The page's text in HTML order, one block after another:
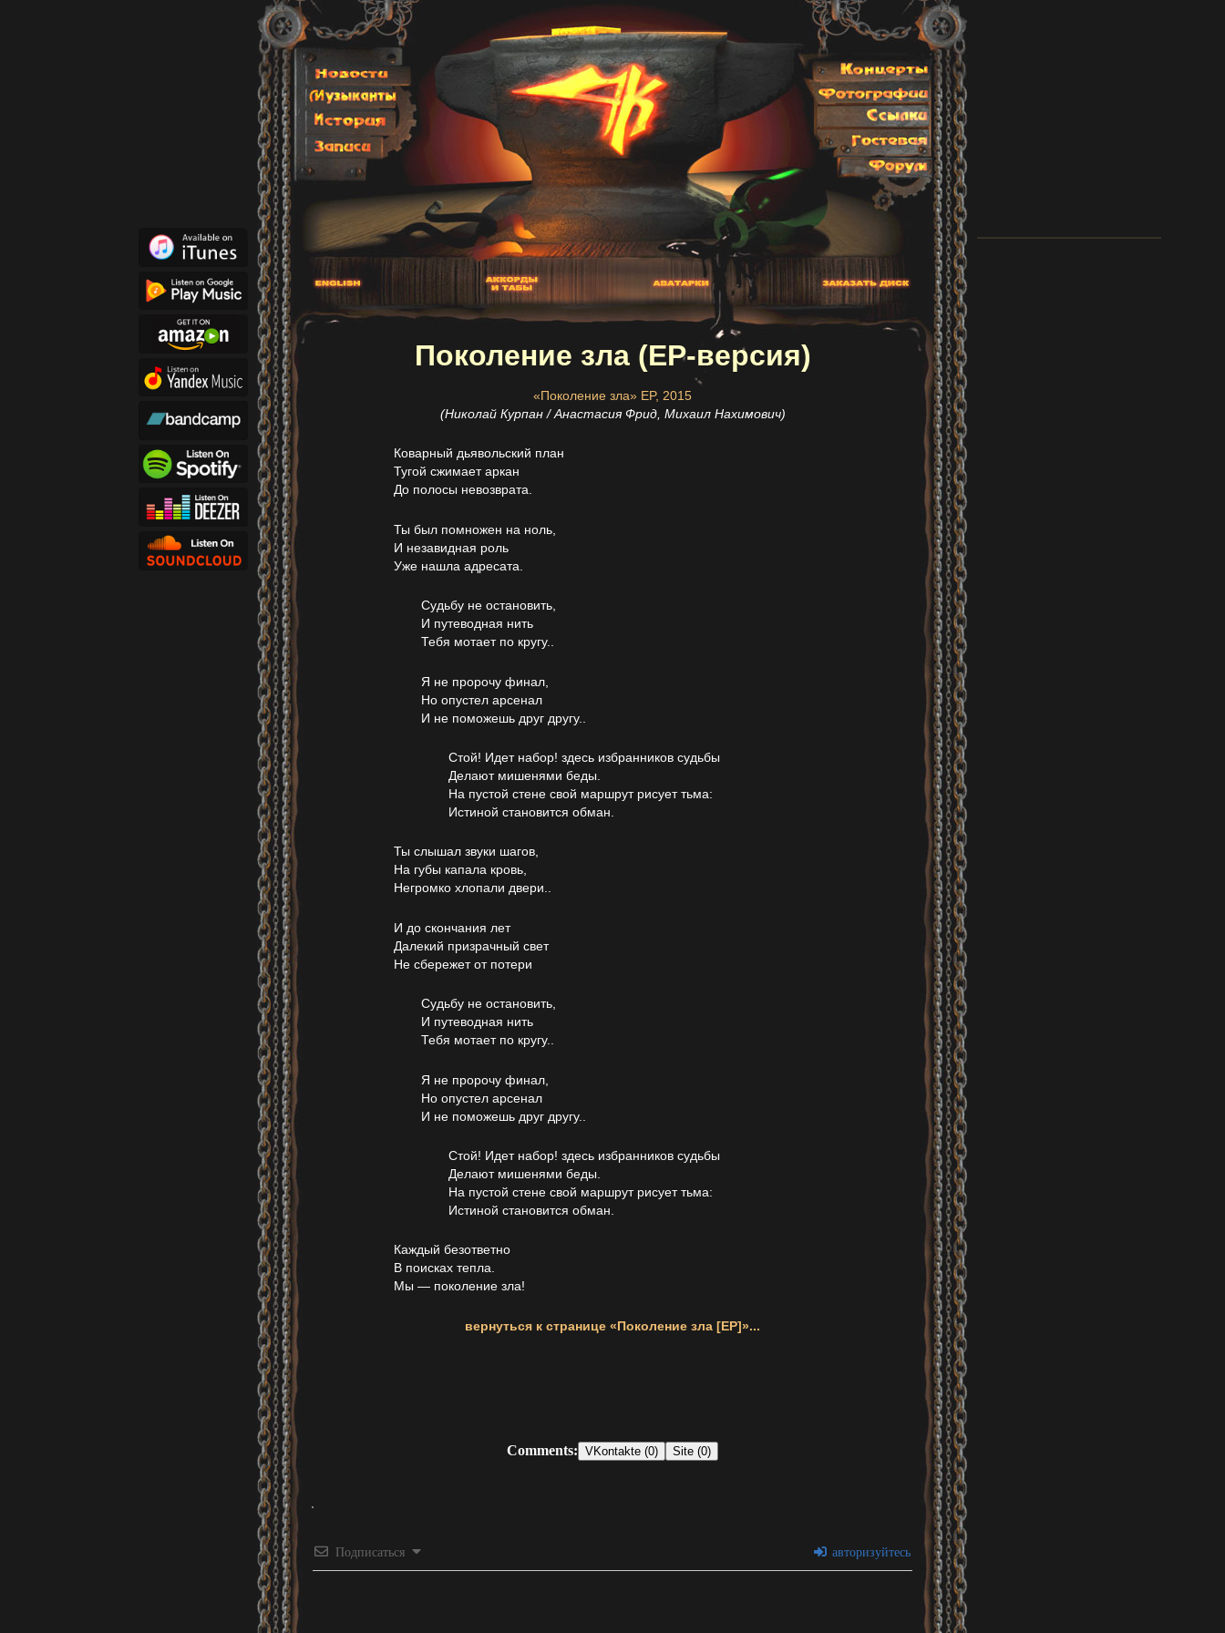
Поколение зла (EP-версия)
«Поколение зла» EP, 2015
(Николай Курпан / Анастасия Фрид, Михаил Нахимович)
Коварный дьявольский план
Тугой сжимает аркан
До полосы невозврата.
Ты был помножен на ноль,
И незавидная роль
Уже нашла адресата.
Судьбу не остановить,
И путеводная нить
Тебя мотает по кругу..
Я не пророчу финал,
Но опустел арсенал
И не поможешь друг другу..
Стой! Идет набор! здесь избранников судьбы
Делают мишенями беды.
На пустой стене свой маршрут рисует тьма:
Истиной становится обман.
Ты слышал звуки шагов,
На губы капала кровь,
Негромко хлопали двери..
И до скончания лет
Далекий призрачный свет
Не сбережет от потери
Судьбу не остановить,
И путеводная нить
Тебя мотает по кругу..
Я не пророчу финал,
Но опустел арсенал
И не поможешь друг другу..
Стой! Идет набор! здесь избранников судьбы
Делают мишенями беды.
На пустой стене свой маршрут рисует тьма:
Истиной становится обман.
Каждый безответно
В поисках тепла.
Мы — поколение зла!
вернуться к странице «Поколение зла [EP]»...
Comments: VKontakte (0) Site (0)
Подписаться авторизуйтесь